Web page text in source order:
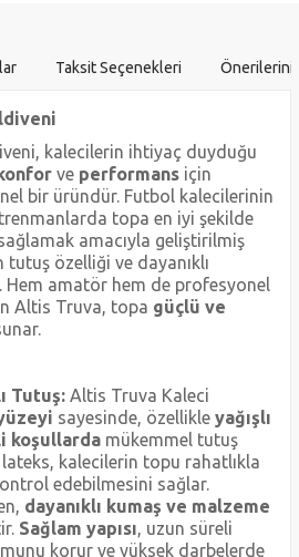
Taksit Seçenekleri
kalecilerin ihtiyaç duyduğu
konforve performansiçin
bir üründür. Futbol kalecilerinin
topa en iyi şekilde
amacıyla geliştirilmiş
özelliği ve dayanıklı
Hem amatör hem de profesyonel
Altis Truva, topa güçlü ve
Tutuş:Altis Truva Kaleci
sayesinde, özellikle yağışlı
koşullardamükemmel tutuş
kalecilerin topu rahatlıkla
edebilmesini sağlar.
dayanıklı kumaş ve malzeme
Sağlam yapısı, uzun süreli
korur ve yüksek darbelerde